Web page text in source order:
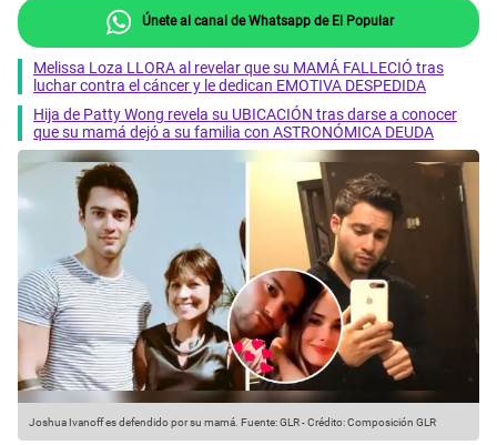
Únete al canal de Whatsapp de El Popular
Melissa Loza LLORA al revelar que su MAMÁ FALLECIÓ tras
luchar contra el cáncer y le dedican EMOTIVA DESPEDIDA
Hija de Patty Wong revela su UBICACIÓN tras darse a conocer
que su mamá dejó a su familia con ASTRONÓMICA DEUDA
Joshua Ivanoff es defendido por su mamá. Fuente: GLR-Crédito: Composición GLR